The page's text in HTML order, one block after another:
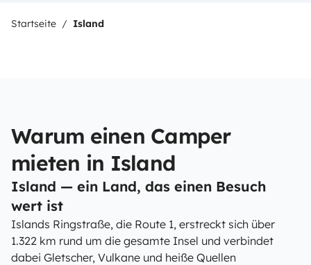
Startseite Island
Warum einen Camper
mieten in Island
Island — ein Land, das einen Besuch
wert ist
Islands Ringstraße, die Route 1, erstreckt sich über
1.322 km rund um die gesamte Insel und verbindet
dabei Gletscher, Vulkane und heiße Quellen